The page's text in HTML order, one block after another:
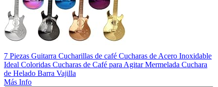
7 Piezas Guitarra Cucharillas de café Cucharas de Acero Inoxidable
Ideal Coloridas Cucharas de Café para Agitar Mermelada Cuchara
de Helado Barra Vajilla
Más Info